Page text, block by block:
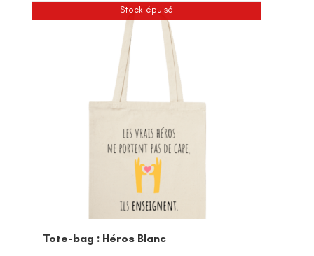
Stock épuisé
Tote-bag : Héros Blanc